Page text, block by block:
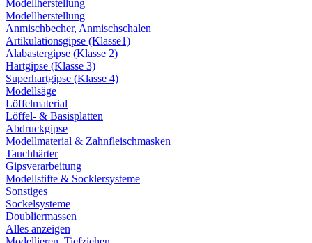
Modellherstellung
Modellherstellung
Anmischbecher, Anmischschalen
Artikulationsgipse (Klasse1)
Alabastergipse (Klasse 2)
Hartgipse (Klasse 3)
Superhartgipse (Klasse 4)
Modellsäge
Löffelmaterial
Löffel- & Basisplatten
Abdruckgipse
Modellmaterial & Zahnfleischmasken
Tauchhärter
Gipsverarbeitung
Modellstifte & Socklersysteme
Sonstiges
Sockelsysteme
Doubliermassen
Alles anzeigen